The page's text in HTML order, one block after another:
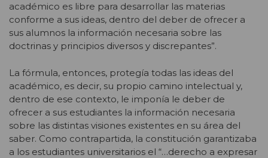
académico es libre para desarrollar las materias
conforme a sus ideas, dentro del deber de ofrecer a
sus alumnos la información necesaria sobre las
doctrinas y principios diversos y discrepantes”.
La fórmula, entonces, protegía todas las ideas del
académico, es decir, su propio camino intelectual y,
dentro de ese contexto, le imponía le deber de
ofrecer a sus estudiantes la información necesaria
sobre las distintas visiones existentes en su área del
saber. Como contrapartida, la constitución garantizaba
a los estudiantes universitarios el “…derecho a expresar